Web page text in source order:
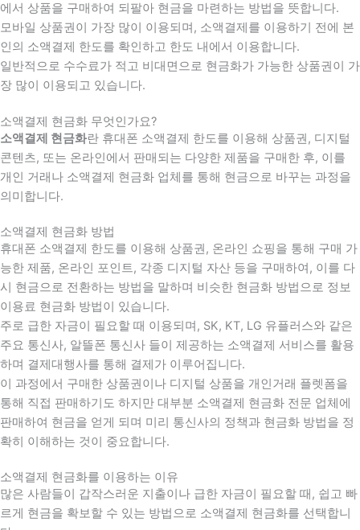
에서 상품을 구매하여 되팔아 현금을 마련하는 방법을 뜻합니다.
모바일 상품권이 가장 많이 이용되며, 소액결제를 이용하기 전에 본
인의 소액결제 한도를 확인하고 한도 내에서 이용합니다.
일반적으로 수수료가 적고 비대면으로 현금화가 가능한 상품권이 가
장 많이 이용되고 있습니다.
소액결제 현금화 무엇인가요?
소액결제 현금화란 휴대폰 소액결제 한도를 이용해 상품권, 디지털
콘텐츠, 또는 온라인에서 판매되는 다양한 제품을 구매한 후, 이를
개인 거래나 소액결제 현금화 업체를 통해 현금으로 바꾸는 과정을
의미합니다.
소액결제 현금화 방법
휴대폰 소액결제 한도를 이용해 상품권, 온라인 쇼핑을 통해 구매 가
능한 제품, 온라인 포인트, 각종 디지털 자산 등을 구매하여, 이를 다
시 현금으로 전환하는 방법을 말하며 비슷한 현금화 방법으로 정보
이용료 현금화 방법이 있습니다.
주로 급한 자금이 필요할 때 이용되며, SK, KT, LG 유플러스와 같은
주요 통신사, 알뜰폰 통신사 들이 제공하는 소액결제 서비스를 활용
하며 결제대행사를 통해 결제가 이루어집니다.
이 과정에서 구매한 상품권이나 디지털 상품을 개인거래 플렛폼을
통해 직접 판매하기도 하지만 대부분 소액결제 현금화 전문 업체에
판매하여 현금을 얻게 되며 미리 통신사의 정책과 현금화 방법을 정
확히 이해하는 것이 중요합니다.
소액결제 현금화를 이용하는 이유
많은 사람들이 갑작스러운 지출이나 급한 자금이 필요할 때 , 쉽고 빠
르게 현금을 확보할 수 있는 방법으로 소액결제 현금화를 선택합니